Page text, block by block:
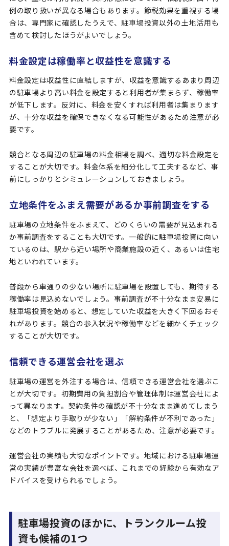
例の取り扱いが異なる場合もあります。節税効果を重視する場
合は、専門家に確認したうえで、駐車場投資以外の土地活用も
含めて検討したほうがよいでしょう。
料金設定は稼働率と収益性を意識する
料金設定は収益性に直結しますが、収益を意識するあまり周辺
の駐車場より高い料金を設定すると利用者が集まらず、稼働率
が低下します。反対に、料金を安くすれば利用者は集まります
が、十分な収益を確保できなくなる可能性があるため注意が必
要です。
競合となる周辺の駐車場の料金相場を調べ、適切な料金設定を
することが大切です。料金体系を細分化して工夫するなど、事
前にしっかりとシミュレーションしておきましょう。
立地条件をふまえ需要があるか事前調査をする
駐車場の立地条件をふまえて、どのくらいの需要が見込まれる
か事前調査をすることも大切です。一般的に駐車場投資に向い
ているのは、駅から近い場所や商業施設の近く、あるいは住宅
地といわれています。
普段から車通りの少ない場所に駐車場を設置しても、期待する
稼働率は見込めないでしょう。事前調査が不十分なまま安易に
駐車場投資を始めると、想定していた収益を大きく下回るおそ
れがあります。競合の参入状況や稼働率などを細かくチェック
することが大切です。
信頼できる運営会社を選ぶ
駐車場の運営を外注する場合は、信頼できる運営会社を選ぶこ
とが大切です。初期費用の負担割合や管理体制は運営会社によ
って異なります。契約条件の確認が不十分なまま進めてしまう
と、「想定より手取りが少ない」「解約条件が不利であった」
などのトラブルに発展することがあるため、注意が必要です。
運営会社の実績も大切なポイントです。地域における駐車場運
営の実績が豊富な会社を選べば、これまでの経験から有効なア
ドバイスを受けられるでしょう。
駐車場投資のほかに、トランクルーム投
資も候補の1つ